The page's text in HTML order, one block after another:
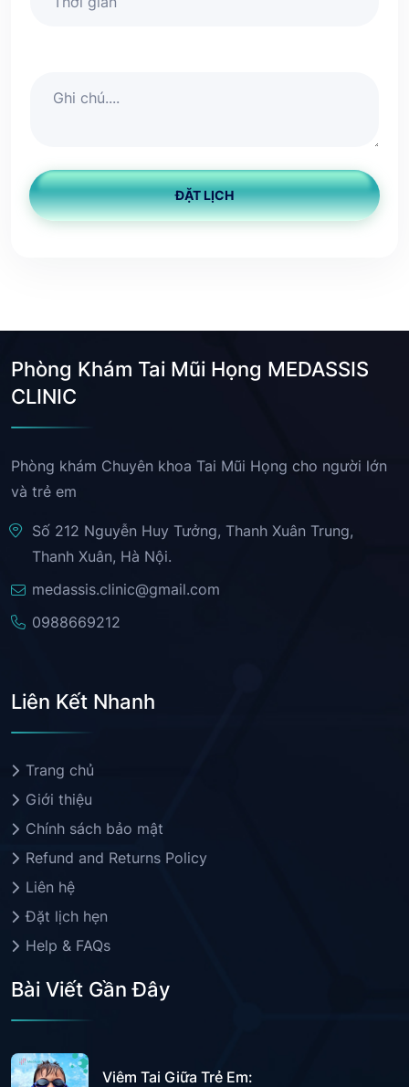
ĐẶT LỊCH
Phòng Khám Tai Mũi Họng MEDASSIS
CLINIC
Phòng khám Chuyên khoa Tai Mũi Họng cho người lớn
và trẻ em
Số 212 Nguyễn Huy Tưởng, Thanh Xuân Trung,
Thanh Xuân, Hà Nội.
medassis.clinic@gmail.com
0988669212
Liên Kết Nhanh
Trang chủ
Giới thiệu
Chính sách bảo mật
Refund and Returns Policy
Liên hệ
Đặt lịch hẹn
Help & FAQs
Bài Viết Gần Đây
Viêm Tai Giữa Trẻ Em: